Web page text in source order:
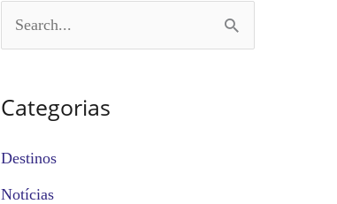
u
i
Categorias
Destinos
Notícias